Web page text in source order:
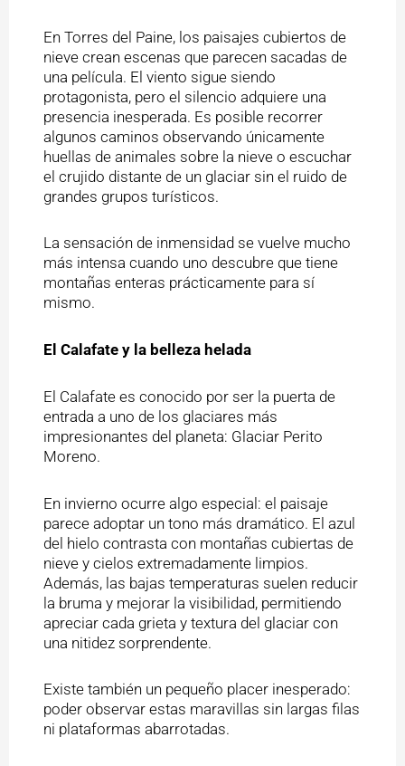
En Torres del Paine, los paisajes cubiertos de
nieve crean escenas que parecen sacadas de
una película. El viento sigue siendo
protagonista, pero el silencio adquiere una
presencia inesperada. Es posible recorrer
algunos caminos observando únicamente
huellas de animales sobre la nieve o escuchar
el crujido distante de un glaciar sin el ruido de
grandes grupos turísticos.
La sensación de inmensidad se vuelve mucho
más intensa cuando uno descubre que tiene
montañas enteras prácticamente para sí
mismo.
El Calafate y la belleza helada
El Calafate es conocido por ser la puerta de
entrada a uno de los glaciares más
impresionantes del planeta: Glaciar Perito
Moreno.
En invierno ocurre algo especial: el paisaje
parece adoptar un tono más dramático. El azul
del hielo contrasta con montañas cubiertas de
nieve y cielos extremadamente limpios.
Además, las bajas temperaturas suelen reducir
la bruma y mejorar la visibilidad, permitiendo
apreciar cada grieta y textura del glaciar con
una nitidez sorprendente.
Existe también un pequeño placer inesperado:
poder observar estas maravillas sin largas filas
ni plataformas abarrotadas.